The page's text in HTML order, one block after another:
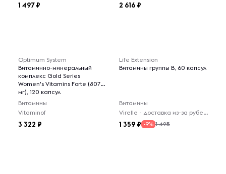
1 497 2 616
Optimum System
Витаминно-минеральный
комплекс Gold Series
Women's Vitamins Forte (807
мг), 120 капсул
Витамины
Vitaminof
3 322
Life Extension
Витамины группы B, 60 капсул
Витамины
Virelle - доставка из-за рубежа
1 359 -9% 1 495